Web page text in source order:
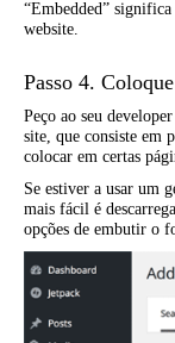
“Embedded”
website.
Passo 4.
Peço ao seu
site, que consiste em
colocar em certas
Se estiver a usar um
mais fácil é
opções de embutir o